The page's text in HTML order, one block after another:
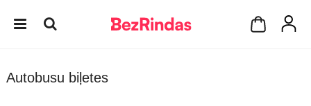
Autobusu biļetes